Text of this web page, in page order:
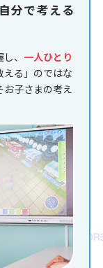
分で考える
、 一人ひとり
える」のではな
お子さまの考え